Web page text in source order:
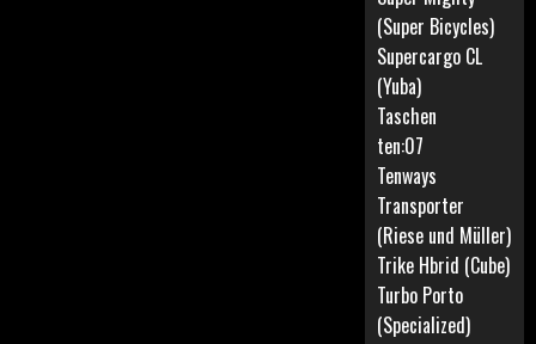
(Super Bicycles)
Supercargo CL
(Yuba)
Taschen
ten:07
Tenways
Transporter
(Riese und Müller)
Trike Hbrid (Cube)
Turbo Porto
(Specialized)